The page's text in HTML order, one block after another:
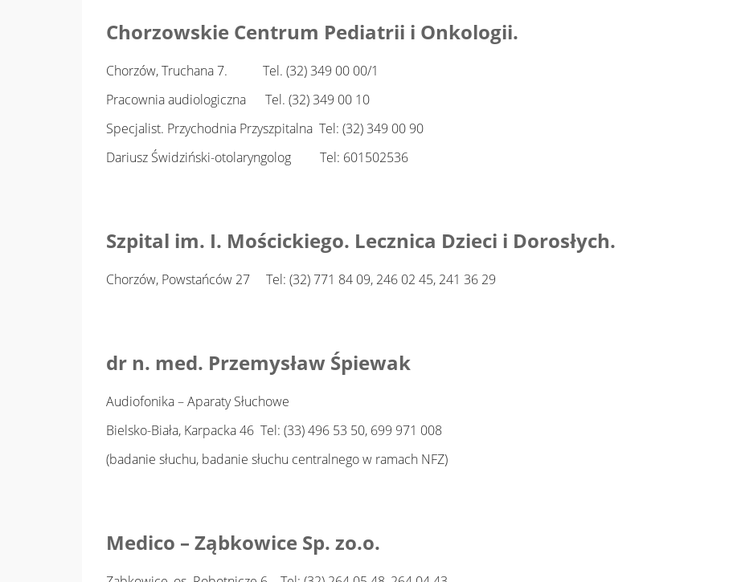
Chorzowskie Centrum Pediatrii i Onkologii.
Chorzów, Truchana 7. Tel. (32) 349 00 00/1
Pracownia audiologiczna Tel. (32) 349 00 10
Specjalist. Przychodnia Przyszpitalna Tel: (32) 349 00 90
Dariusz Świdziński-otolaryngolog Tel: 601502536
Szpital im. I. Mościckiego. Lecznica Dzieci i Dorosłych.
Chorzów, Powstańców 27 Tel: (32) 771 84 09, 246 02 45, 241 36 29
dr n. med. Przemysław Śpiewak
Audiofonika – Aparaty Słuchowe
Bielsko-Biała, Karpacka 46 Tel: (33) 496 53 50, 699 971 008
(badanie słuchu, badanie słuchu centralnego w ramach NFZ)
Medico – Ząbkowice Sp. zo.o.